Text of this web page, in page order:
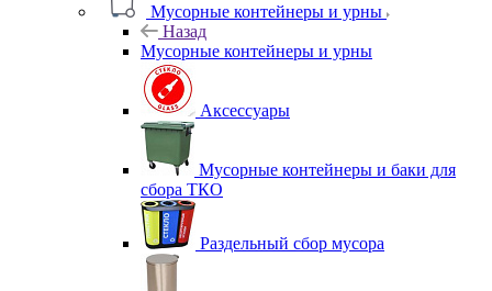
Мусорные контейнеры и урны
Назад
Мусорные контейнеры и урны
Аксессуары
Мусорные контейнеры и баки для
сбора ТКО
Раздельный сбор мусора